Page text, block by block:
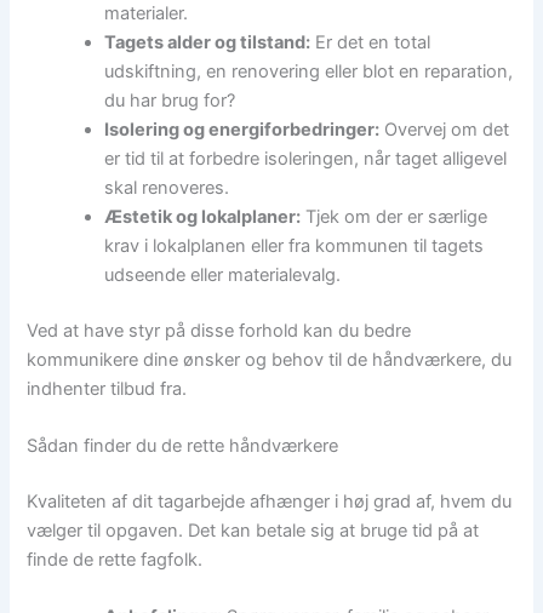
materialer.
Tagets alder og tilstand: Er det en total
udskiftning, en renovering eller blot en reparation,
du har brug for?
Isolering og energiforbedringer: Overvej om det
er tid til at forbedre isoleringen, når taget alligevel
skal renoveres.
Æstetik og lokalplaner: Tjek om der er særlige
krav i lokalplanen eller fra kommunen til tagets
udseende eller materialevalg.
Ved at have styr på disse forhold kan du bedre
kommunikere dine ønsker og behov til de håndværkere, du
indhenter tilbud fra.
Sådan finder du de rette håndværkere
Kvaliteten af dit tagarbejde afhænger i høj grad af, hvem du
vælger til opgaven. Det kan betale sig at bruge tid på at
finde de rette fagfolk.